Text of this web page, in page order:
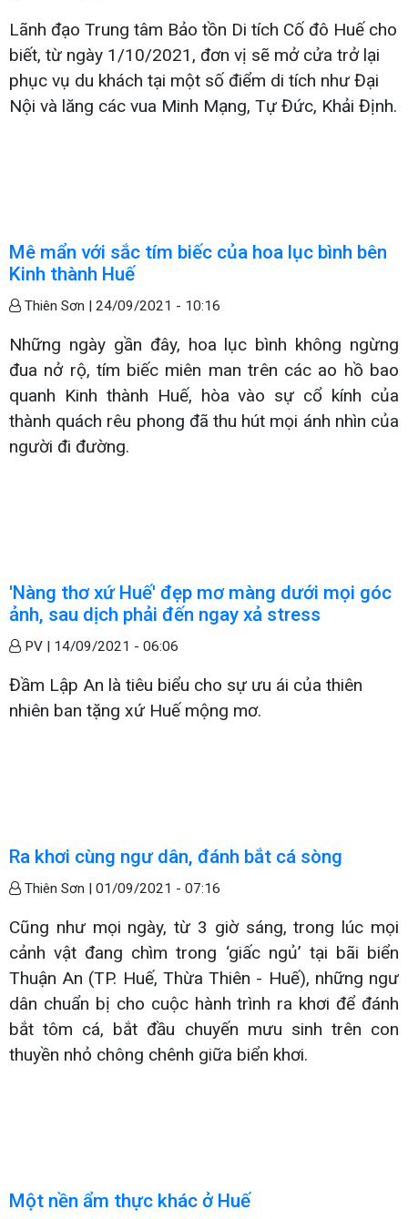
Lãnh đạo Trung tâm Bảo tồn Di tích Cố đô Huế cho
biết, từ ngày 1/10/2021, đơn vị sẽ mở cửa trở lại
phục vụ du khách tại một số điểm di tích như Đại
Nội và lăng các vua Minh Mạng, Tự Đức, Khải Định.
Mê mẩn với sắc tím biếc của hoa lục bình bên
Kinh thành Huế
Thiên Sơn | 24/09/2021 - 10:16
Những ngày gần đây, hoa lục bình không ngừng
đua nở rộ, tím biếc miên man trên các ao hồ bao
quanh Kinh thành Huế, hòa vào sự cổ kính của
thành quách rêu phong đã thu hút mọi ánh nhìn của
người đi đường.
'Nàng thơ xứ Huế' đẹp mơ màng dưới mọi góc
ảnh, sau dịch phải đến ngay xả stress
PV | 14/09/2021 - 06:06
Đầm Lập An là tiêu biểu cho sự ưu ái của thiên
nhiên ban tặng xứ Huế mộng mơ.
Ra khơi cùng ngư dân, đánh bắt cá sòng
Thiên Sơn | 01/09/2021 - 07:16
Cũng như mọi ngày, từ 3 giờ sáng, trong lúc mọi
cảnh vật đang chìm trong ‘giấc ngủ’ tại bãi biển
Thuận An (TP. Huế, Thừa Thiên - Huế), những ngư
dân chuẩn bị cho cuộc hành trình ra khơi để đánh
bắt tôm cá, bắt đầu chuyến mưu sinh trên con
thuyền nhỏ chông chênh giữa biển khơi.
Một nền ẩm thực khác ở Huế